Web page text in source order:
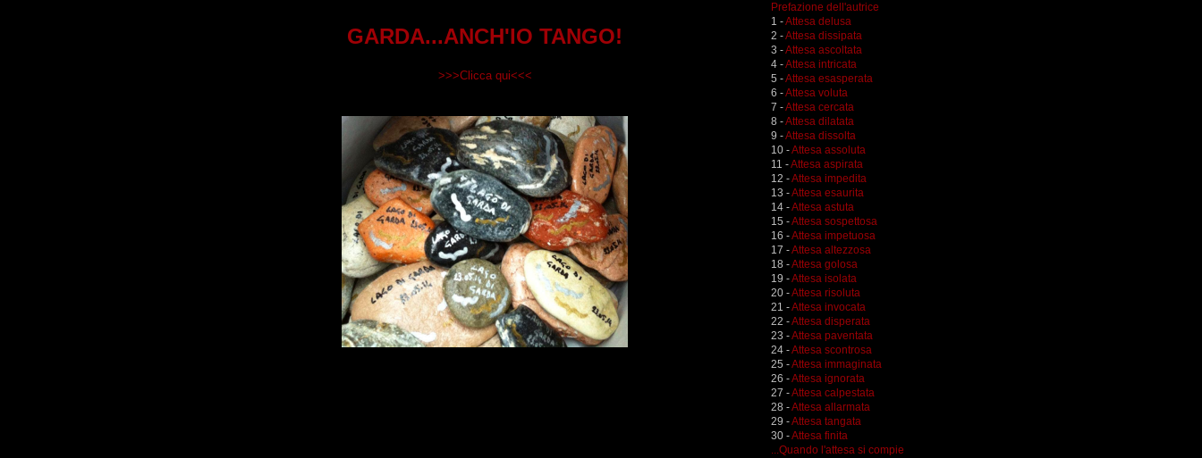
GARDA...ANCH'IO TANGO!
>>>Clicca qui<<<
Prefazione dell'autrice
1 -Attesa delusa
2 -Attesa dissipata
3 -Attesa ascoltata
4 -Attesa intricata
5 -Attesa esasperata
6 -Attesa voluta
7 -Attesa cercata
8 -Attesa dilatata
9 -Attesa dissolta
10 -Attesa assoluta
11 -Attesa aspirata
12 -Attesa impedita
13 -Attesa esaurita
14 -Attesa astuta
15 -Attesa sospettosa
16 -Attesa impetuosa
17 -Attesa altezzosa
18 -Attesa golosa
19 -Attesa isolata
20 -Attesa risoluta
21 -Attesa invocata
22 -Attesa disperata
23 -Attesa paventata
24 -Attesa scontrosa
25 -Attesa immaginata
26 -Attesa ignorata
27 -Attesa calpestata
28 -Attesa allarmata
29 -Attesa tangata
30 -Attesa finita
...Quando l'attesa si compie